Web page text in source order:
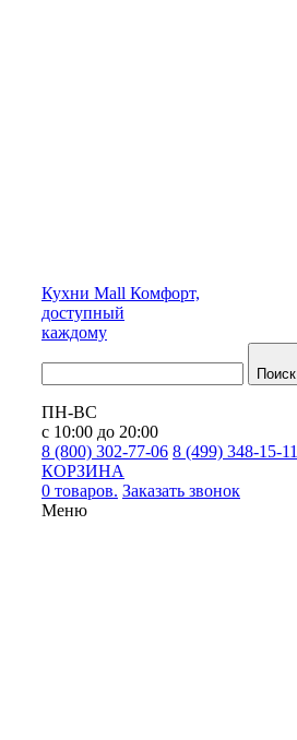
Кухни Mall Комфорт,
доступный
каждому
Поиск
ПН-ВС
с 10:00 до 20:00
8 (800) 302-77-06 8 (499) 348-15-11
КОРЗИНА
0 товаров. Заказать звонок
Меню